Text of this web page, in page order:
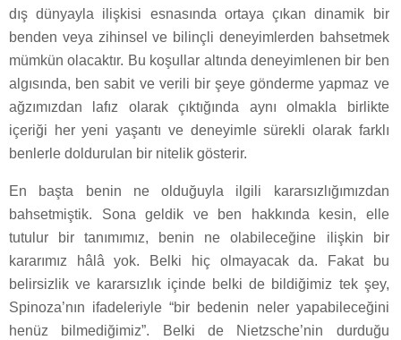
dış dünyayla ilişkisi esnasında ortaya çıkan dinamik bir
benden veya zihinsel ve bilinçli deneyimlerden bahsetmek
mümkün olacaktır. Bu koşullar altında deneyimlenen bir ben
algısında, ben sabit ve verili bir şeye gönderme yapmaz ve
ağzımızdan lafız olarak çıktığında aynı olmakla birlikte
içeriği her yeni yaşantı ve deneyimle sürekli olarak farklı
benlerle doldurulan bir nitelik gösterir.
En başta benin ne olduğuyla ilgili kararsızlığımızdan
bahsetmiştik. Sona geldik ve ben hakkında kesin, elle
tutulur bir tanımımız, benin ne olabileceğine ilişkin bir
kararımız hâlâ yok. Belki hiç olmayacak da. Fakat bu
belirsizlik ve kararsızlık içinde belki de bildiğimiz tek şey,
Spinoza’nın ifadeleriyle “bir bedenin neler yapabileceğini
henüz bilmediğimiz”. Belki de Nietzsche’nin durduğu